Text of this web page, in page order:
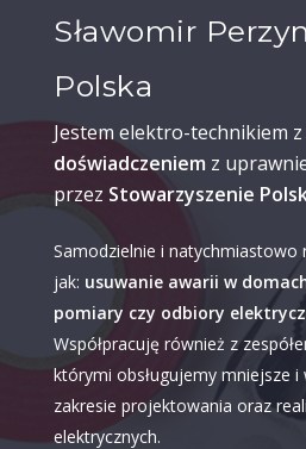
Sławomir
Polska
Jestem elektro-technikiem z
doświadczeniem z
przez Stowarzyszenie
Samodzielnie i natychmiastowo
jak: usuwanie awarii w
pomiary czy odbiory
Współpracuję również z
którymi obsługujemy mniejsze
zakresie projektowania oraz
elektrycznych.